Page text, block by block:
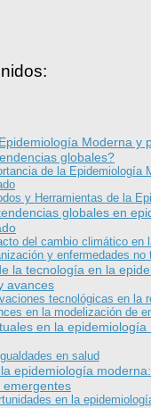
Moderna y
globales?
de la Epidemiología
y Herramientas de la
globales en
del cambio climático en
y enfermedades no
la tecnología en la
avances
tecnológicas en la
en la modelización de
en la
en salud
epidemiología
en la